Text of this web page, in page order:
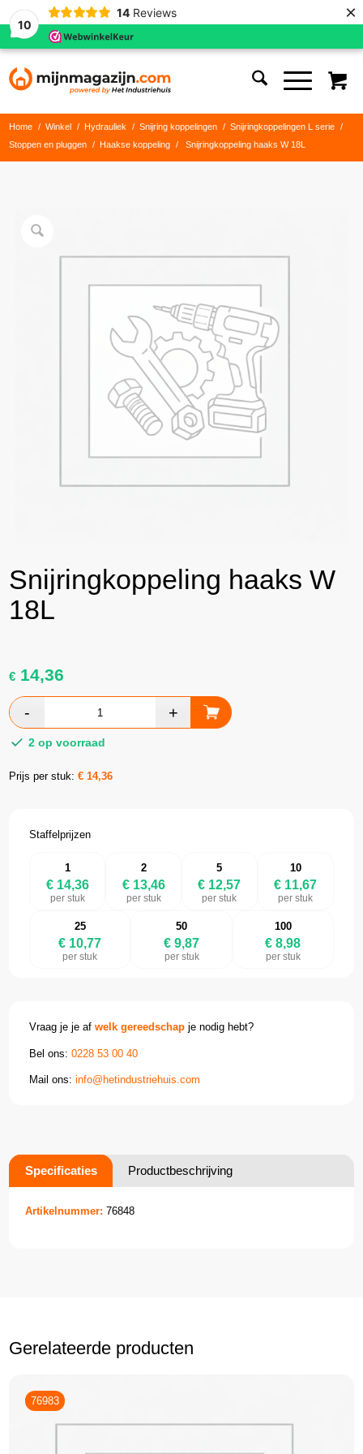
10
14 Reviews ×
Home / Winkel / Hydrauliek / Snijring koppelingen / Snijringkoppelingen L serie
/
Stoppen en pluggen
/ Haakse koppeling / Snijringkoppeling haaks W 18L
Snijringkoppeling haaks W
18L
€ 14,36
2 op voorraad
Prijs per stuk:€14,36
Staffelprijzen
1
€ 14,36
per stuk
2
€ 13,46
per stuk
5
€ 12,57
per stuk
10
€ 11,67
per stuk
25
€ 10,77
per stuk
50
€ 9,87
per stuk
100
€ 8,98
per stuk
Vraag je je afwelk gereedschap je nodig hebt?
Bel ons:0228 53 00 40
Mail ons:info@hetindustriehuis.com
Specificaties Productbeschrijving
Artikelnummer: 76848
Gerelateerde producten
76983